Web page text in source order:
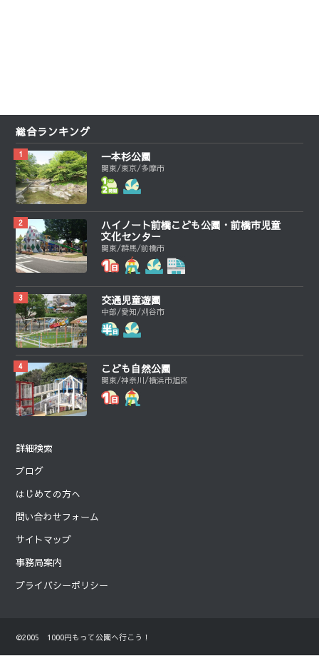
総合ランキング
一本杉公園
関東/東京/多摩市
ハイノート前橋こども公園・前橋市児童
文化センター
関東/群馬/前橋市
交通児童遊園
中部/愛知/刈谷市
こども自然公園
関東/神奈川/横浜市旭区
詳細検索
ブログ
はじめての方へ
問い合わせフォーム
サイトマップ
事務局案内
プライバシーポリシー
©2005 1000円もって公園へ行こう！